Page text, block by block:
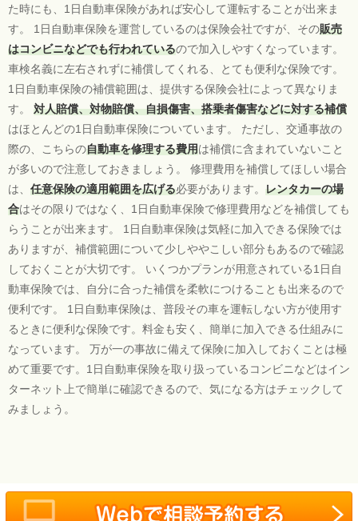
た時にも、1日自動車保険があれば安心して運転することが出来ま
す。 1日自動車保険を運営しているのは保険会社ですが、その販売
はコンビニなどでも行われているので加入しやすくなっています。
車検名義に左右されずに補償してくれる、とても便利な保険です。
1日自動車保険の補償範囲は、提供する保険会社によって異なりま
す。 対人賠償、対物賠償、自損傷害、搭乗者傷害などに対する補償
はほとんどの1日自動車保険についています。 ただし、交通事故の
際の、こちらの自動車を修理する費用は補償に含まれていないこと
が多いので注意しておきましょう。 修理費用を補償してほしい場合
は、 任意保険の適用範囲を広げる必要があります。 レンタカーの場
合はその限りではなく、1日自動車保険で修理費用などを補償しても
らうことが出来ます。 1日自動車保険は気軽に加入できる保険では
ありますが、補償範囲について少しややこしい部分もあるので確認
しておくことが大切です。 いくつかプランが用意されている1日自
動車保険では、自分に合った補償を柔軟につけることも出来るので
便利です。 1日自動車保険は、普段その車を運転しない方が使用す
るときに便利な保険です。料金も安く、簡単に加入できる仕組みに
なっています。 万が一の事故に備えて保険に加入しておくことは極
めて重要です。1日自動車保険を取り扱っているコンビニなどはイン
ターネット上で簡単に確認できるので、気になる方はチェックして
みましょう。